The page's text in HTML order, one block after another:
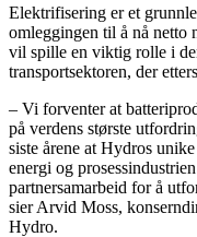
Elektrifisering er et
omleggingen til å nå netto
vil spille en viktig rolle i
transportsektoren, der
– Vi forventer at
på verdens største
siste årene at Hydros
energi og
partnersamarbeid for å
sier Arvid Moss,
Hydro.